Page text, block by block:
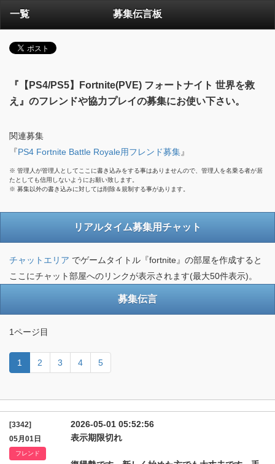
一覧 募集伝言板
『【PS4/PS5】Fortnite(PVE) フォートナイト 世界を救
え』のフレンドや協力プレイの募集にお使い下さい。
関連募集
『PS4 Fortnite Battle Royale用フレンド募集』
※ 管理人が管理人としてここに書き込みをする事はありませんので、管理人を名乗る者が居
たとしても信用しないようにお願い致します。
※ 募集以外の書き込みに対しては削除＆規制する事があります。
リアルタイム募集用チャット
チャットエリア でゲームタイトル『fortnite』の部屋を作成すると
ここにチャット部屋へのリンクが表示されます(最大50件表示)。
募集伝言
1ページ目
1 2 3 4 5
[3342]
05月01日
フレンド
2026-05-01 05:52:56
表示期限切れ